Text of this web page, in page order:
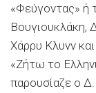
«Φεύγοντας» ή
Βουγιουκλάκη,
Χάρρυ Κλυνν
«Ζήτω το
παρουσίαζε ο